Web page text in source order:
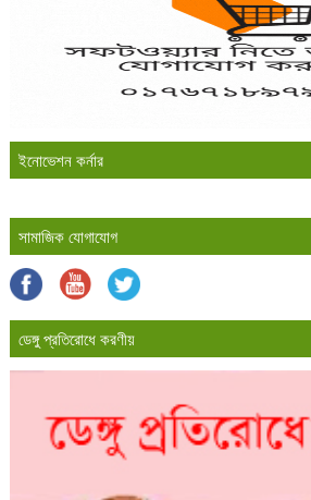
ইনোভেশন কর্নার
সামাজিক যোগাযোগ
ডেঙ্গু প্রতিরোধে করণীয়